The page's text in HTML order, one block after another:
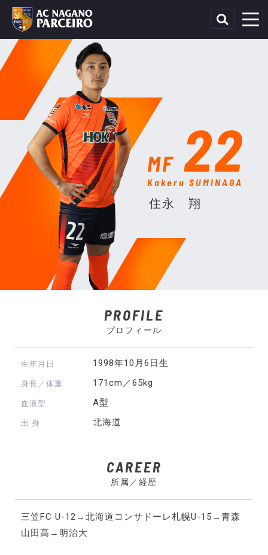
MF 22
Kakeru SUMINAGA
住永 翔
PROFILE
プロフィール
生年月日 1998年10月6日生
身長／体重 171cm／65kg
血液型 A型
出 身 北海道
CAREER
所属／経歴
三笠FC U-12→北海道コンサドーレ札幌U-15→青森
山田高→明治大